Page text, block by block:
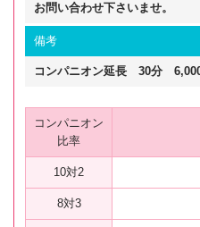
お問い合わせ下さいませ。
備考
コンパニオン延長 30分
コンパニオン
比率
10対2
8対3